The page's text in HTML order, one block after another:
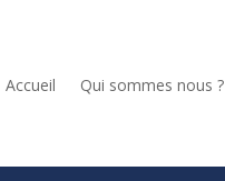
Accueil Qui sommes nous ?